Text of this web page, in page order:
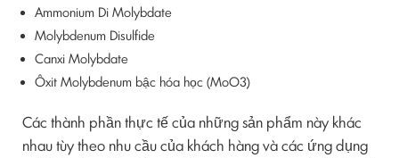
Ammonium Di Molybdate
Molybdenum Disulfide
Canxi Molybdate
Ôxit Molybdenum bậc hóa học (MoO3)
Các thành phần thực tế của những sản phẩm này khác
nhau tùy theo nhu cầu của khách hàng và các ứng dụng